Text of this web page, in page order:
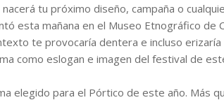
tu próximo diseño, campaña o
esta mañana en el Museo Etnográfico de
te provocaría dentera e incluso
como eslogan e imagen del festival de
elegido para el Pórtico de este año. Más